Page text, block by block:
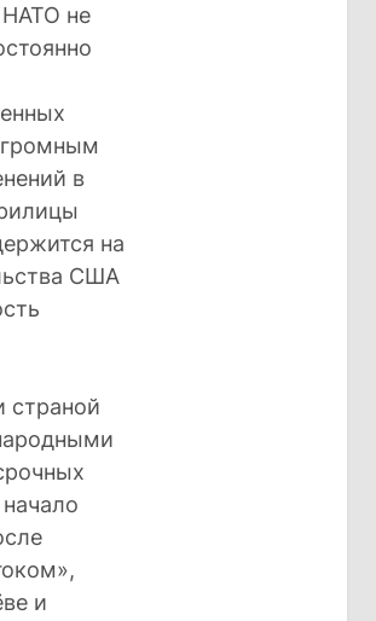
НАТО не
в
на
США
страной
и